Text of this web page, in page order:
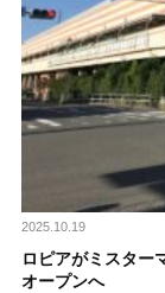
2025.10.19
ロピアがミスター
オープンへ